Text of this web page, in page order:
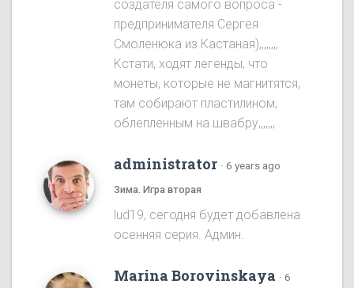
создателя самого вопроса -
предпринимателя Сергея
Смоленюка из Кастаная),,,,,,,,
Kстати, ходят легенды, что
монеты, которые не магнитятся,
там собирают пластилином,
облепленным на швабру,,,,,,,
administrator · 6 years ago
Зима. Игра вторая
lud19, сегодня будет добавлена
осенняя серия. Админ.
Marina Borovinskaya · 6